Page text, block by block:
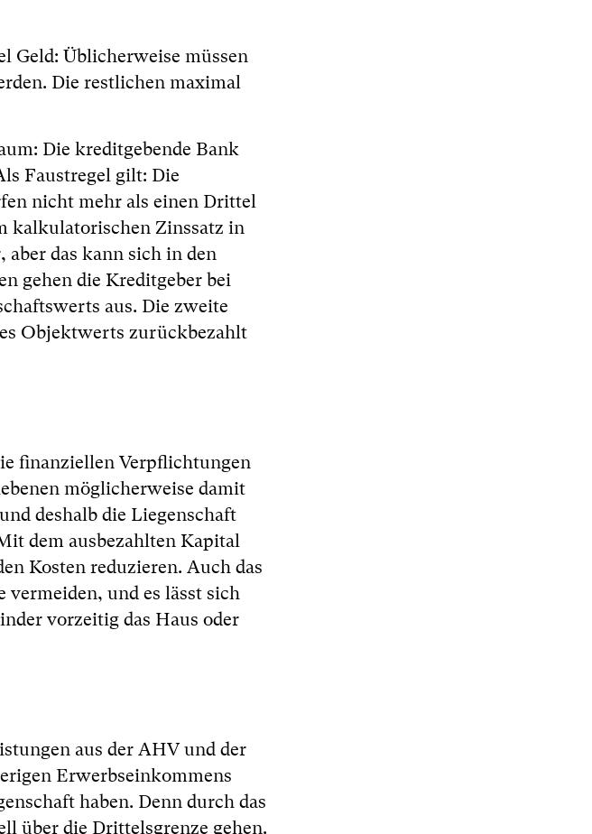
Geld: Üblicherweise müssen
Die restlichen maximal
Die kreditgebende Bank
Faustregel gilt: Die
nicht mehr als einen Drittel
kalkulatorischen Zinssatz in
das kann sich in den
gehen die Kreditgeber bei
aus. Die zweite
Objektwerts zurückbezahlt
finanziellen Verpflichtungen
möglicherweise damit
deshalb die Liegenschaft
dem ausbezahlten Kapital
Kosten reduzieren. Auch das
vermeiden, und es lässt sich
vorzeitig das Haus oder
aus der AHV und der
Erwerbseinkommens
haben. Denn durch das
über die Drittelsgrenze gehen.